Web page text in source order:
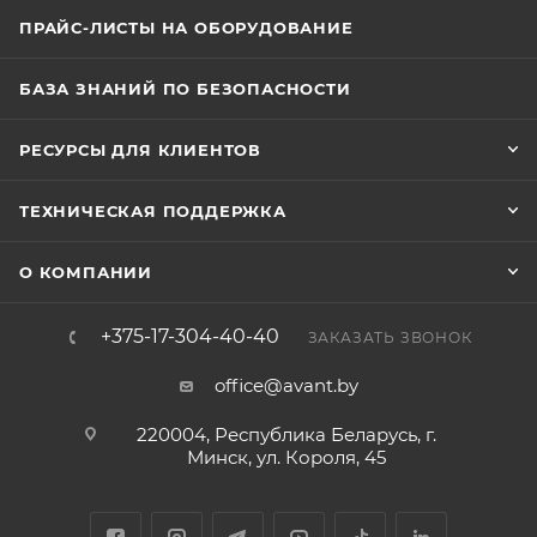
температурном диапазоне от -40 до +65 °C и при
составляют 139 × 46 × 21.2 мм, вес — 167.7 г. Способ
ПРАЙС-ЛИСТЫ НА ОБОРУДОВАНИЕ
БАЗА ЗНАНИЙ ПО БЕЗОПАСНОСТИ
РЕСУРСЫ ДЛЯ КЛИЕНТОВ
ТЕХНИЧЕСКАЯ ПОДДЕРЖКА
О КОМПАНИИ
+375-17-304-40-40 ЗАКАЗАТЬ ЗВОНОК
office@avant.by
220004, Республика Беларусь, г.
Минск, ул. Короля, 45